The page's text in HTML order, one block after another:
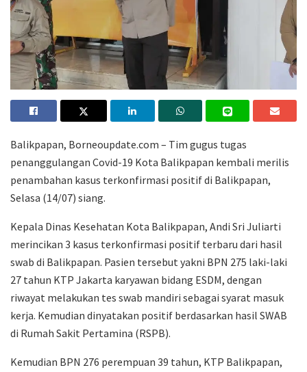
Balikpapan, Borneoupdate.com – Tim gugus tugas
penanggulangan Covid-19 Kota Balikpapan kembali merilis
penambahan kasus terkonfirmasi positif di Balikpapan,
Selasa (14/07) siang.
Kepala Dinas Kesehatan Kota Balikpapan, Andi Sri Juliarti
merincikan 3 kasus terkonfirmasi positif terbaru dari hasil
swab di Balikpapan. Pasien tersebut yakni BPN 275 laki-laki
27 tahun KTP Jakarta karyawan bidang ESDM, dengan
riwayat melakukan tes swab mandiri sebagai syarat masuk
kerja. Kemudian dinyatakan positif berdasarkan hasil SWAB
di Rumah Sakit Pertamina (RSPB).
Kemudian BPN 276 perempuan 39 tahun, KTP Balikpapan,